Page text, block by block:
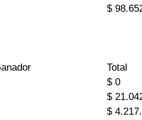
$
Total
$ 0
$
$